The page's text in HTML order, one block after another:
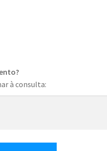
à consulta: